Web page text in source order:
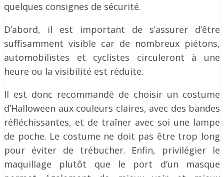
quelques consignes de sécurité.
D’abord, il est important de s’assurer d’être
suffisamment visible car de nombreux piétons,
automobilistes et cyclistes circuleront à une
heure ou la visibilité est réduite.
Il est donc recommandé de choisir un costume
d’Halloween aux couleurs claires, avec des bandes
réfléchissantes, et de traîner avec soi une lampe
de poche. Le costume ne doit pas être trop long
pour éviter de trébucher. Enfin, privilégier le
maquillage plutôt que le port d’un masque